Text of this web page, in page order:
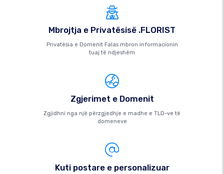
Mbrojtja e Privatësisë .FLORIST
Privatësia e Domenit Falas mbron informacionin
tuaj të ndjeshëm
Zgjerimet e Domenit
Zgjidhni nga një përzgjedhje e madhe e TLD-ve të
domeneve
Kuti postare e personalizuar